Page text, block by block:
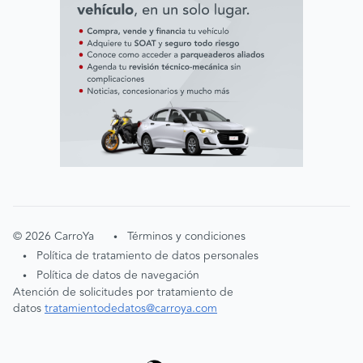
©2026 CarroYa • Términos y condiciones
• Política de tratamiento de datos personales
•
Política de datos de navegación
Atención de solicitudes por tratamiento de
datostratamientodedatos@carroya.com